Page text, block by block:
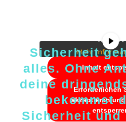
werden.
Mehr
Inhalt
Erforderlichen
akzeptieren
Sicherheit
alles. Ohne
deine
bekommst
Sicherheit und